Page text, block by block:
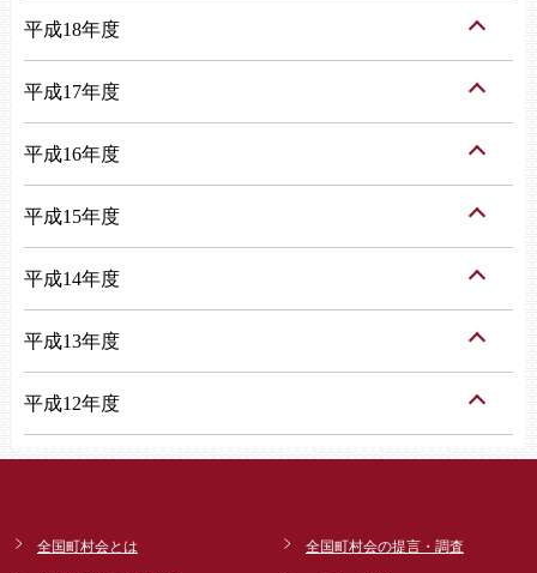
平成18年度
平成17年度
平成16年度
平成15年度
平成14年度
平成13年度
平成12年度
全国町村会とは 全国町村会の提言・調査